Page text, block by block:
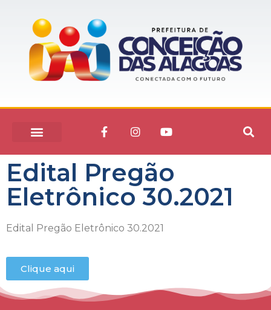
Edital Pregão
Eletrônico 30.2021
Edital Pregão Eletrônico 30.2021
Clique aqui